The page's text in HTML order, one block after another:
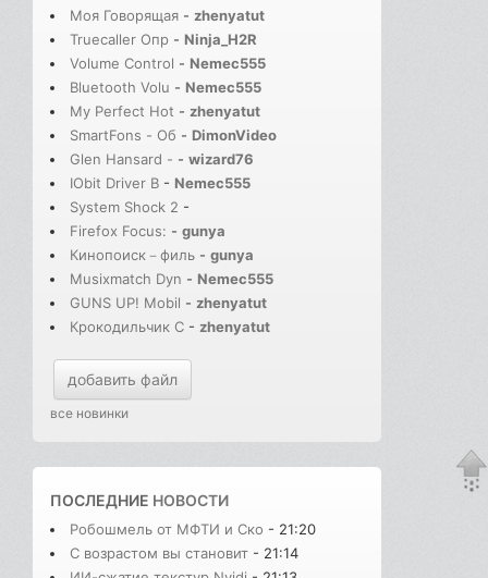
Моя Говорящая - zhenyatut
Truecaller Опр - Ninja_H2R
Volume Control - Nemec555
Bluetooth Volu - Nemec555
My Perfect Hot - zhenyatut
SmartFons - Об - DimonVideo
Glen Hansard - - wizard76
IObit Driver B - Nemec555
System Shock 2 -
Firefox Focus: - gunya
Кинопоиск－филь - gunya
Musixmatch Dyn - Nemec555
GUNS UP! Mobil - zhenyatut
Крокодильчик С - zhenyatut
добавить файл
все новинки
ПОСЛЕДНИЕ НОВОСТИ
Робошмель от МФТИ и Ско - 21:20
С возрастом вы становит - 21:14